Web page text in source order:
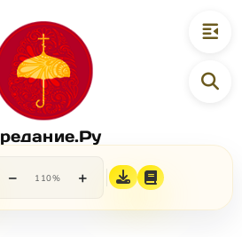
− 110% +